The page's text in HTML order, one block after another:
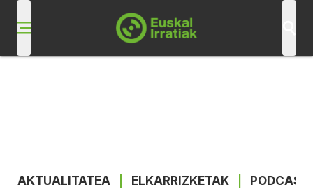
AKTUALITATEA ELKARRIZKETAK